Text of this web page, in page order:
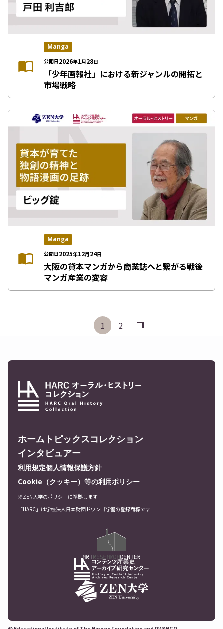
Manga
公開日2026年1月28日
「少年画報社」における新ジャンルの開拓と
市場戦略
Manga
公開日2025年12月24日
大阪の貸本マンガから商業誌へと繋がる戦後
マンガ産業の変容
1 2
ホーム トピックスコレクション
インタビュアー
利用規定個人情報保護方針
Cookie（クッキー）等の利用ポリシー
※ZEN大学のポリシーに準拠します
「HARC」は学校法人日本財団ドワンゴ学園の登録商標です